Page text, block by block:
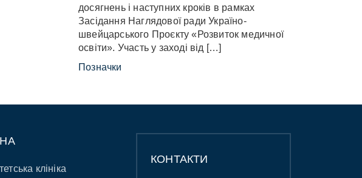
досягнень і наступних кроків в рамках
Засідання Наглядової ради Україно-
швейцарського Проєкту «Розвиток медичної
освіти». Участь у заході від […]
Позначки
клініка
КОНТАКТИ